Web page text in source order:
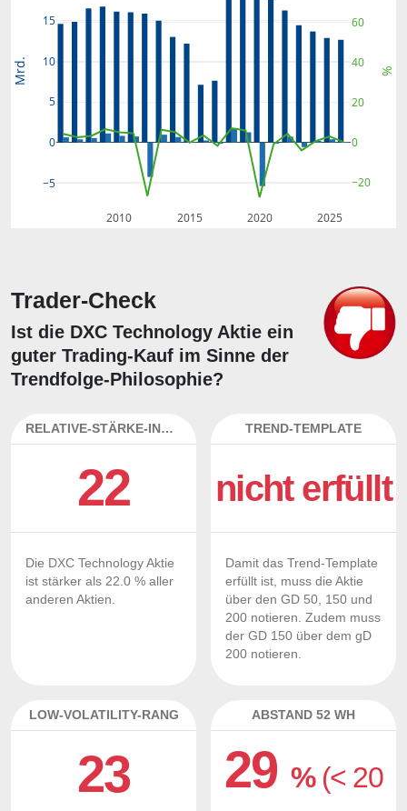
2010 2015 2020 2025
−5
0
5
10
15
−20
0
20
40
60
Mrd. %
Trader-Check
Ist die DXC Technology Aktie ein
guter Trading-Kauf im Sinne der
Trendfolge-Philosophie?
RELATIVE-STÄRKE-INDEX
22
Die DXC Technology Aktie
ist stärker als 22.0 % aller
anderen Aktien.
TREND-TEMPLATE
nicht erfüllt
Damit das Trend-Template
erfüllt ist, muss die Aktie
über den GD 50, 150 und
200 notieren. Zudem muss
der GD 150 über dem gD
200 notieren.
LOW-VOLATILITY-RANG
23
ABSTAND 52 WH
29% (< 20